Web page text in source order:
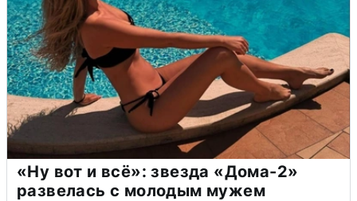
«Ну вот и всё»: звезда «Дома-2»
развелась с молодым мужем